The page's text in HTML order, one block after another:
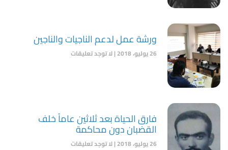
ورشة عمل لدعم الناجيات والناجين
26 يوليو، 2018 لا توجد تعليقات
فارق الحياة بعد ثلاثين عاماً خلف
القضبان دون محاكمة
26 يوليو، 2018 لا توجد تعليقات